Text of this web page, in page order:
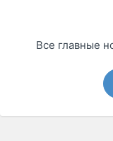
Все главные